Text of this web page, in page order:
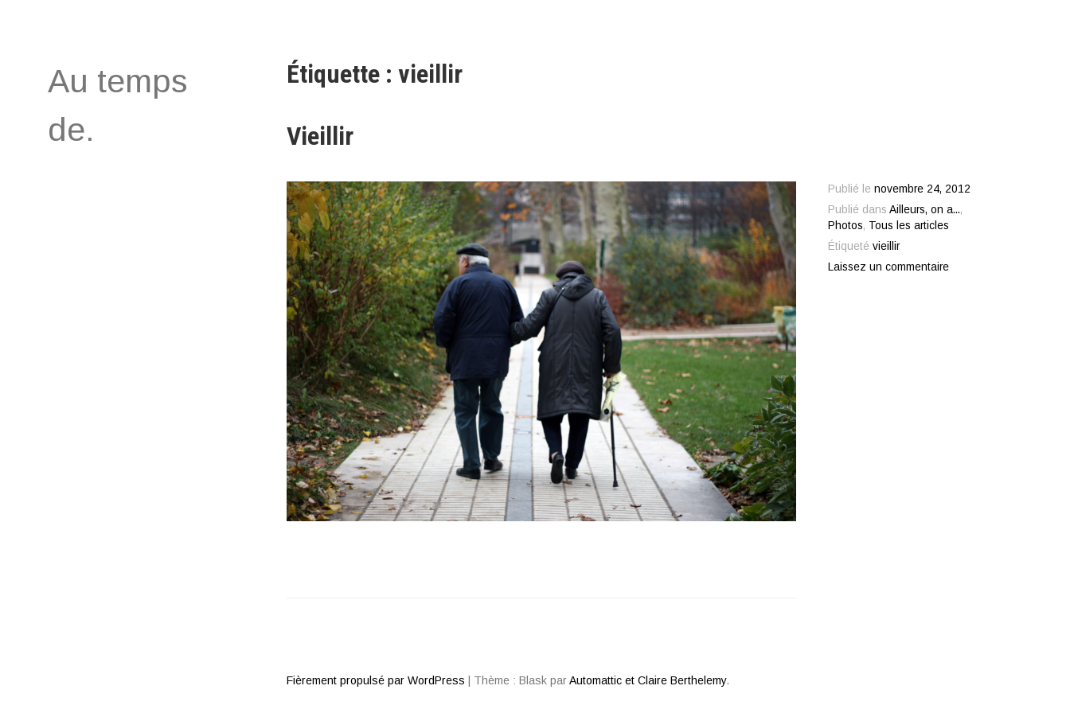
Au temps
de.
Étiquette : vieillir
Vieillir
Publié lenovembre 24, 2012
Publié dansAilleurs, on a...,
Photos, Tous les articles
Étiquetévieillir
Laissez un commentaire
Fièrement propulsé par WordPress Thème : Blask parAutomattic et Claire Berthelemy.